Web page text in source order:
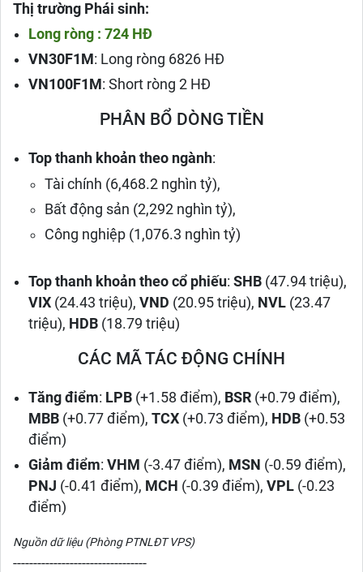
Thị trường Phái sinh:
Long ròng : 724 HĐ
VN30F1M : Long ròng 6826 HĐ
VN100F1M : Short ròng 2 HĐ
PHÂN BỔ DÒNG TIỀN
Top thanh khoản theo ngành:
Tài chính (6,468.2 nghìn tỷ),
Bất động sản (2,292 nghìn tỷ),
Công nghiệp (1,076.3 nghìn tỷ)
Top thanh khoản theo cổ phiếu:SHB (47.94 triệu),
VIX (24.43 triệu),VND (20.95 triệu), NVL (23.47
triệu), HDB (18.79 triệu)
CÁC MÃ TÁC ĐỘNG CHÍNH
Tăng điểm: LPB (+1.58 điểm), BSR (+0.79 điểm),
MBB (+0.77 điểm),TCX (+0.73 điểm), HDB (+0.53
điểm)
Giảm điểm:VHM (-3.47 điểm), MSN (-0.59 điểm),
PNJ (-0.41 điểm), MCH (-0.39 điểm),VPL (-0.23
điểm)
Nguồn dữ liệu (Phòng PTNLĐT VPS)
---------------------------------